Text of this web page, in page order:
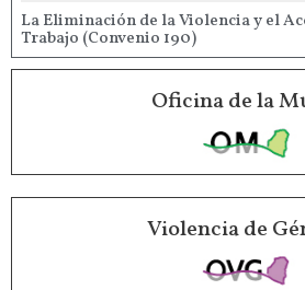
La Eliminación de la Violencia y el
Trabajo (Convenio 190)
Oficina de la
Violencia de